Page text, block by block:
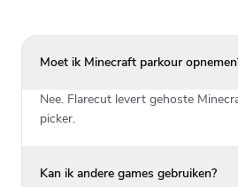
Moet ik Minecraft parkour
Nee. Flarecut levert gehoste
picker.
Kan ik andere games gebruiken?